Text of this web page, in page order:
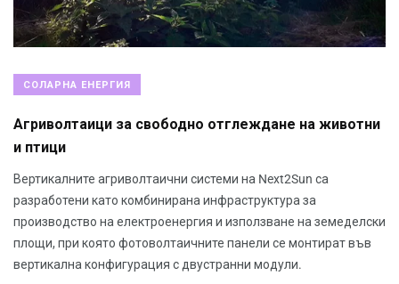
СОЛАРНА ЕНЕРГИЯ
Агриволтаици за свободно отглеждане на животни
и птици
Вертикалните агриволтаични системи на Next2Sun са
разработени като комбинирана инфраструктура за
производство на електроенергия и използване на земеделски
площи, при която фотоволтаичните панели се монтират във
вертикална конфигурация с двустранни модули.